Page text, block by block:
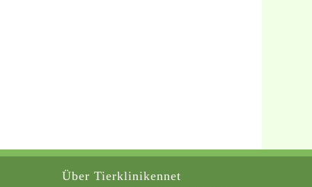
Über Tierklinikennet